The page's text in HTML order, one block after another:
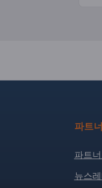
파트너
파트
뉴스